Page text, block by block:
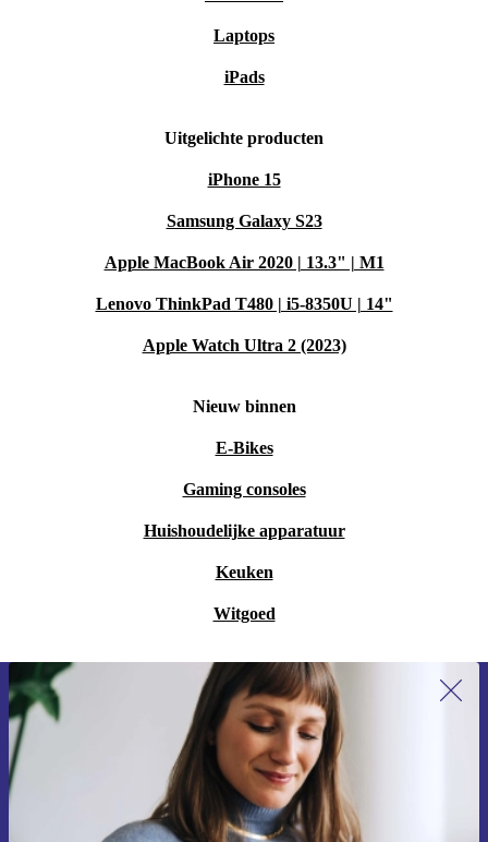
Laptops
iPads
Uitgelichte producten
iPhone 15
Samsung Galaxy S23
Apple MacBook Air 2020 | 13.3" | M1
Lenovo ThinkPad T480 | i5-8350U | 14"
Apple Watch Ultra 2 (2023)
Nieuw binnen
E-Bikes
Gaming consoles
Huishoudelijke apparatuur
Keuken
Witgoed
Meld je aan voor onze nieuwsbrief en
ontvang €15 korting!
Mis nooit meer een aanbieding.